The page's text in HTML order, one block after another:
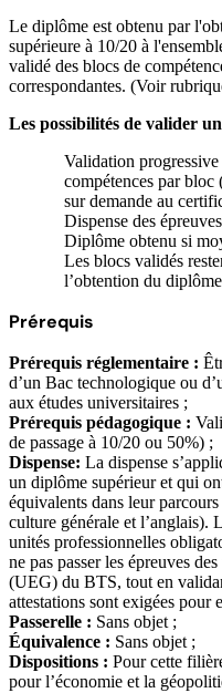
Le diplôme est obtenu par
supérieure à 10/20 à
validé des blocs de
correspondantes. (Voir
Les possibilités de valider
Validation
compétences par
sur demande au
Dispense des
Diplôme obtenu si
Les blocs validés
l’obtention du diplôme
Prérequis
Prérequis réglementaire :
d’un Bac technologique ou
aux études universitaires ;
Prérequis pédagogique :
de passage à 10/20 ou 50%) ;
Dispense: La dispense
un diplôme supérieur et qui
équivalents dans leur
culture générale et l’anglais).
unités professionnelles
ne pas passer les épreuves
(UEG) du BTS, tout en
attestations sont exigées pour
Passerelle : Sans objet ;
Équivalence : Sans objet ;
Dispositions : Pour cette
pour l’économie et la